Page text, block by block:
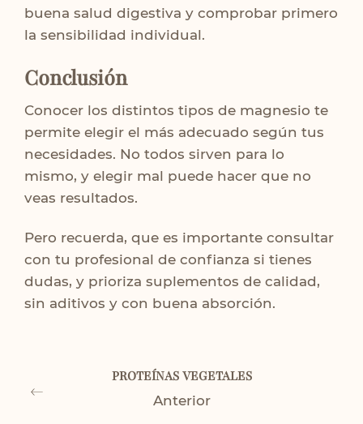
buena salud digestiva y comprobar primero
la sensibilidad individual.
Conclusión
Conocer los distintos tipos de magnesio te
permite elegir el más adecuado según tus
necesidades. No todos sirven para lo
mismo, y elegir mal puede hacer que no
veas resultados.
Pero recuerda, que es importante consultar
con tu profesional de confianza si tienes
dudas, y prioriza suplementos de calidad,
sin aditivos y con buena absorción.
PROTEÍNAS VEGETALES
Anterior